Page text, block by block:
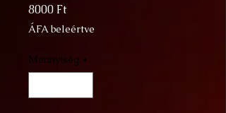
8000 FtÁr
ÁFA beleértve
Mennyiség *